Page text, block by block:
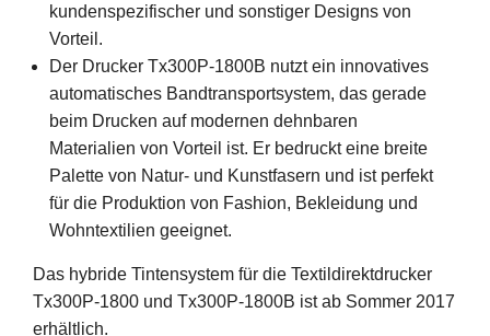
kundenspezifischer und sonstiger Designs von
Vorteil.
Der Drucker Tx300P-1800B nutzt ein innovatives
automatisches Bandtransportsystem, das gerade
beim Drucken auf modernen dehnbaren
Materialien von Vorteil ist. Er bedruckt eine breite
Palette von Natur- und Kunstfasern und ist perfekt
für die Produktion von Fashion, Bekleidung und
Wohntextilien geeignet.
Das hybride Tintensystem für die Textildirektdrucker
Tx300P-1800 und Tx300P-1800B ist ab Sommer 2017
erhältlich.